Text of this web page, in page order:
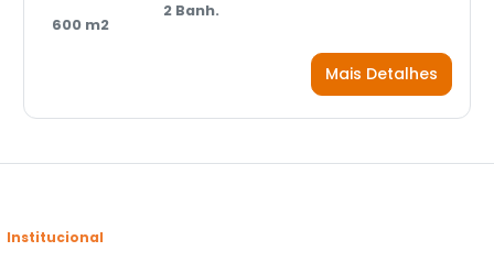
600 m2
2 Banh.
Mais Detalhes
Institucional